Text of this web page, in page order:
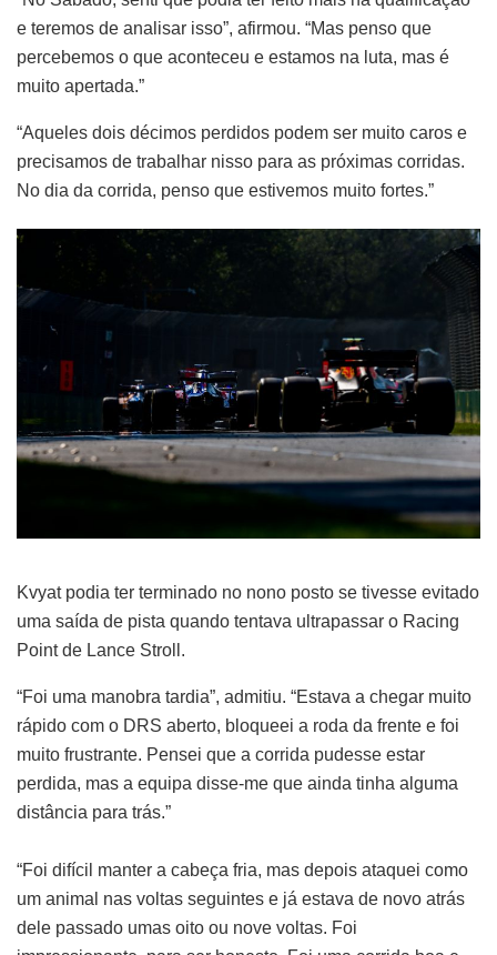
e teremos de analisar isso”, afirmou. “Mas penso que
percebemos o que aconteceu e estamos na luta, mas é
muito apertada.”
“Aqueles dois décimos perdidos podem ser muito caros e
precisamos de trabalhar nisso para as próximas corridas.
No dia da corrida, penso que estivemos muito fortes.”
Kvyat podia ter terminado no nono posto se tivesse evitado
uma saída de pista quando tentava ultrapassar o Racing
Point de Lance Stroll.
“Foi uma manobra tardia”, admitiu. “Estava a chegar muito
rápido com o DRS aberto, bloqueei a roda da frente e foi
muito frustrante. Pensei que a corrida pudesse estar
perdida, mas a equipa disse-me que ainda tinha alguma
distância para trás.”
“Foi difícil manter a cabeça fria, mas depois ataquei como
um animal nas voltas seguintes e já estava de novo atrás
dele passado umas oito ou nove voltas. Foi